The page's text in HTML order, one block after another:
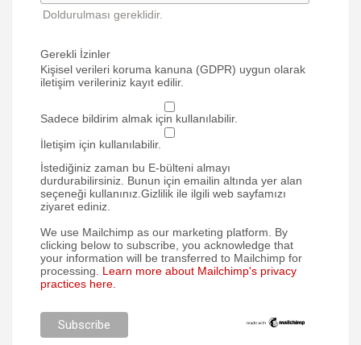
Doldurulması gereklidir.
Gerekli İzinler
Kişisel verileri koruma kanuna (GDPR) uygun olarak
iletişim verileriniz kayıt edilir.
Sadece bildirim almak için kullanılabilir.
İletişim için kullanılabilir.
İstediğiniz zaman bu E-bülteni almayı
durdurabilirsiniz. Bunun için emailin altında yer alan
seçeneği kullanınız.Gizlilik ile ilgili web sayfamızı
ziyaret ediniz.
We use Mailchimp as our marketing platform. By
clicking below to subscribe, you acknowledge that
your information will be transferred to Mailchimp for
processing. Learn more about Mailchimp's privacy
practices here.